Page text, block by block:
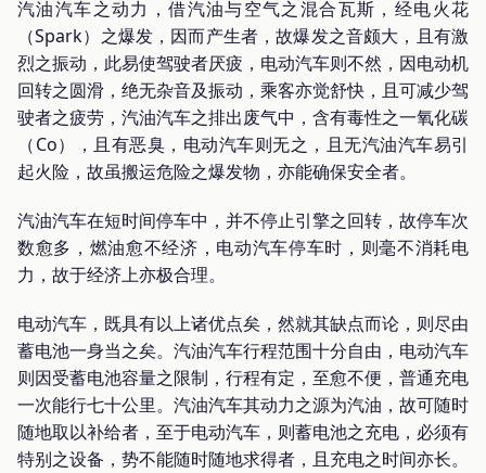
汽油汽车之动力，借汽油与空气之混合瓦斯，经电火花
（Spark）之爆发，因而产生者，故爆发之音颇大，且有激
烈之振动，此易使驾驶者厌疲，电动汽车则不然，因电动机
回转之圆滑，绝无杂音及振动，乘客亦觉舒快，且可减少驾
驶者之疲劳，汽油汽车之排出废气中，含有毒性之一氧化碳
（Co），且有恶臭，电动汽车则无之，且无汽油汽车易引
起火险，故虽搬运危险之爆发物，亦能确保安全者。
汽油汽车在短时间停车中，并不停止引擎之回转，故停车次
数愈多，燃油愈不经济，电动汽车停车时，则毫不消耗电
力，故于经济上亦极合理。
电动汽车，既具有以上诸优点矣，然就其缺点而论，则尽由
蓄电池一身当之矣。汽油汽车行程范围十分自由，电动汽车
则因受蓄电池容量之限制，行程有定，至愈不便，普通充电
一次能行七十公里。汽油汽车其动力之源为汽油，故可随时
随地取以补给者，至于电动汽车，则蓄电池之充电，必须有
特别之设备，势不能随时随地求得者，且充电之时间亦长。